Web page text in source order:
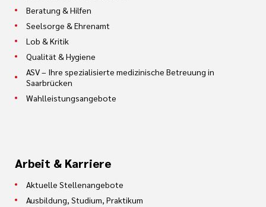
Beratung & Hilfen
Seelsorge & Ehrenamt
Lob & Kritik
Qualität & Hygiene
ASV – Ihre spezialisierte medizinische Betreuung in
Saarbrücken
Wahlleistungsangebote
Arbeit & Karriere
Aktuelle Stellenangebote
Ausbildung, Studium, Praktikum